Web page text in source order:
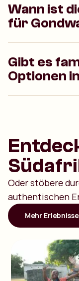
Wann ist
für
Gibt es
Optionen
Oder stöbere
authentischen
Mehr Erlebnisse